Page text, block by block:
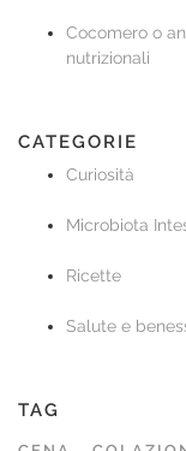
Cocomero o
nutrizionali
CATEGORIE
Curiosità
Microbiota
Ricette
Salute e
TAG